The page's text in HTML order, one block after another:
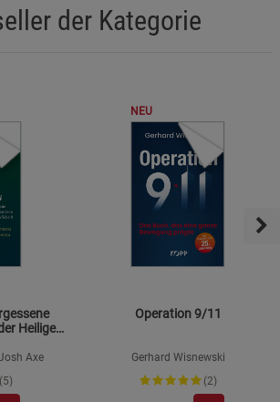
der Kategorie
Heiligen
Axe
(5)
NEU
Operation 9/11
Gerhard Wisnewski
(2)